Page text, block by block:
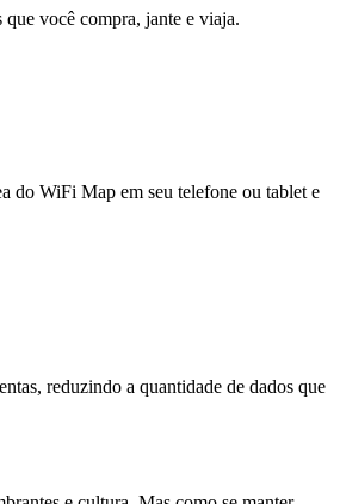
você compra, jante e viaja.
do WiFi Map em seu telefone ou tablet e
reduzindo a quantidade de dados que